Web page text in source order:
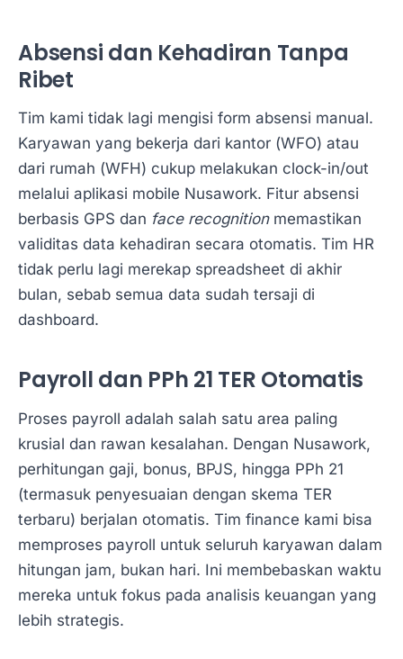
Absensi dan Kehadiran Tanpa
Ribet
Tim kami tidak lagi mengisi form absensi manual.
Karyawan yang bekerja dari kantor (WFO) atau
dari rumah (WFH) cukup melakukan clock-in/out
melalui aplikasi mobile Nusawork. Fitur absensi
berbasis GPS dan face recognitionmemastikan
validitas data kehadiran secara otomatis. Tim HR
tidak perlu lagi merekap spreadsheet di akhir
bulan, sebab semua data sudah tersaji di
dashboard.
Payroll dan PPh 21 TER Otomatis
Proses payroll adalah salah satu area paling
krusial dan rawan kesalahan. Dengan Nusawork,
perhitungan gaji, bonus, BPJS, hingga PPh 21
(termasuk penyesuaian dengan skema TER
terbaru) berjalan otomatis. Tim finance kami bisa
memproses payroll untuk seluruh karyawan dalam
hitungan jam, bukan hari. Ini membebaskan waktu
mereka untuk fokus pada analisis keuangan yang
lebih strategis.